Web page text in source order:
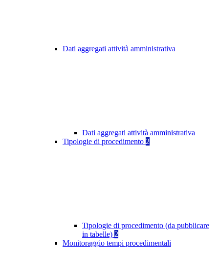
Dati aggregati attività amministrativa
Dati aggregati attività amministrativa
Tipologie di procedimento 2
Tipologie di procedimento (da pubblicare
in tabelle) 2
Monitoraggio tempi procedimentali